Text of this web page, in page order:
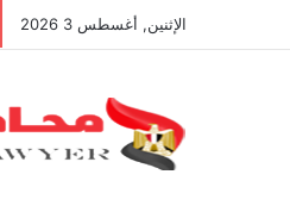
الإثنين, أغسطس 3 2026